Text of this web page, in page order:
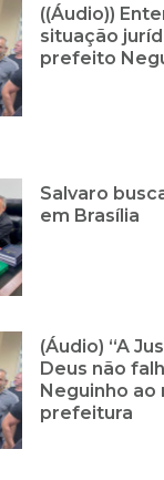
((Áudio))
situação
prefeito
Salvaro
em Brasília
(Áudio) “A
Deus não
Neguinho ao
prefeitura